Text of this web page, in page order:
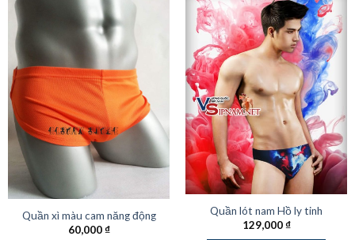
Quần xì màu cam năng động
60,000₫
Quần lót nam Hồ ly tinh
129,000₫